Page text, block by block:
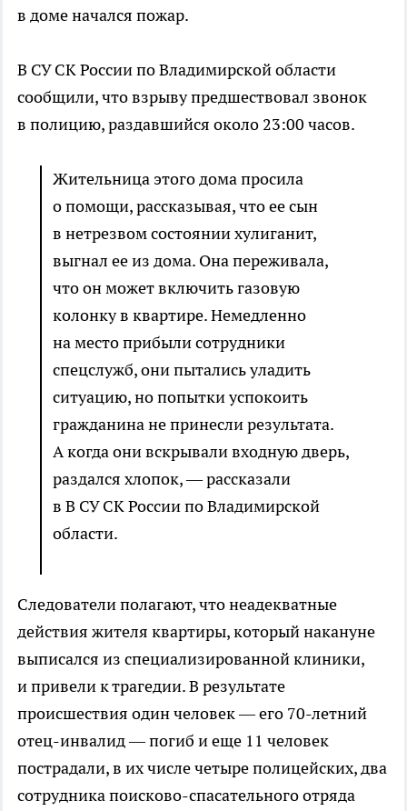
в доме начался пожар.
В СУ СК России по Владимирской области
сообщили, что взрыву предшествовал звонок
в полицию, раздавшийся около 23:00 часов.
Жительница этого дома просила
о помощи, рассказывая, что ее сын
в нетрезвом состоянии хулиганит,
выгнал ее из дома. Она переживала,
что он может включить газовую
колонку в квартире. Немедленно
на место прибыли сотрудники
спецслужб, они пытались уладить
ситуацию, но попытки успокоить
гражданина не принесли результата.
А когда они вскрывали входную дверь,
раздался хлопок, — рассказали
в В СУ СК России по Владимирской
области.
Следователи полагают, что неадекватные
действия жителя квартиры, который накануне
выписался из специализированной клиники,
и привели к трагедии. В результате
происшествия один человек — его 70-летний
отец-инвалид — погиб и еще 11 человек
пострадали, в их числе четыре полицейских, два
сотрудника поисково-спасательного отряда